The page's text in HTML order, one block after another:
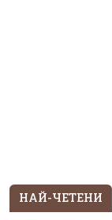
НАЙ-ЧЕТЕНИ